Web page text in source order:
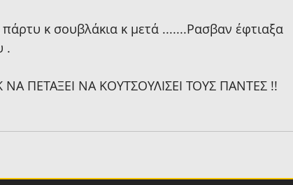
κ σουβλάκια κ μετά .......Ρασβαν έφτιαξα
.
ΠΕΤΑΞΕΙ ΝΑ ΚΟΥΤΣΟΥΛΙΣΕΙ ΤΟΥΣ ΠΑΝΤΕΣ !!